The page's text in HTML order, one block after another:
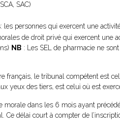
SAC)
les personnes qui exercent une
de droit privé qui exercent une
NB : Les SEL de pharmacie ne
français, le tribunal compétent est
yeux des tiers, est celui où est
morale dans les 6 mois ayant
délai court à compter de